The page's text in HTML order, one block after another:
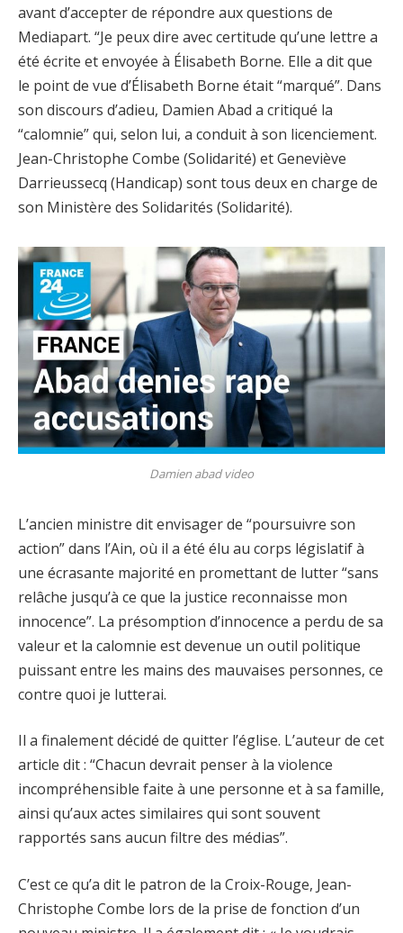
avant d’accepter de répondre aux questions de
Mediapart. “Je peux dire avec certitude qu’une lettre a
été écrite et envoyée à Élisabeth Borne. Elle a dit que
le point de vue d’Élisabeth Borne était “marqué”. Dans
son discours d’adieu, Damien Abad a critiqué la
“calomnie” qui, selon lui, a conduit à son licenciement.
Jean-Christophe Combe (Solidarité) et Geneviève
Darrieussecq (Handicap) sont tous deux en charge de
son Ministère des Solidarités (Solidarité).
Damien abad video
L’ancien ministre dit envisager de “poursuivre son
action” dans l’Ain, où il a été élu au corps législatif à
une écrasante majorité en promettant de lutter “sans
relâche jusqu’à ce que la justice reconnaisse mon
innocence”. La présomption d’innocence a perdu de sa
valeur et la calomnie est devenue un outil politique
puissant entre les mains des mauvaises personnes, ce
contre quoi je lutterai.
Il a finalement décidé de quitter l’église. L’auteur de cet
article dit : “Chacun devrait penser à la violence
incompréhensible faite à une personne et à sa famille,
ainsi qu’aux actes similaires qui sont souvent
rapportés sans aucun filtre des médias”.
C’est ce qu’a dit le patron de la Croix-Rouge, Jean-
Christophe Combe lors de la prise de fonction d’un